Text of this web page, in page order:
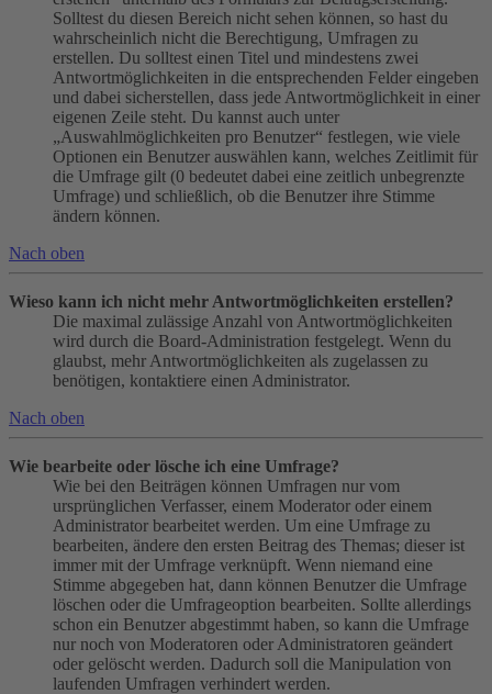
Solltest du diesen Bereich nicht sehen können, so hast du
wahrscheinlich nicht die Berechtigung, Umfragen zu
erstellen. Du solltest einen Titel und mindestens zwei
Antwortmöglichkeiten in die entsprechenden Felder eingeben
und dabei sicherstellen, dass jede Antwortmöglichkeit in einer
eigenen Zeile steht. Du kannst auch unter
„Auswahlmöglichkeiten pro Benutzer“ festlegen, wie viele
Optionen ein Benutzer auswählen kann, welches Zeitlimit für
die Umfrage gilt (0 bedeutet dabei eine zeitlich unbegrenzte
Umfrage) und schließlich, ob die Benutzer ihre Stimme
ändern können.
Nach oben
Wieso kann ich nicht mehr Antwortmöglichkeiten erstellen?
Die maximal zulässige Anzahl von Antwortmöglichkeiten
wird durch die Board-Administration festgelegt. Wenn du
glaubst, mehr Antwortmöglichkeiten als zugelassen zu
benötigen, kontaktiere einen Administrator.
Nach oben
Wie bearbeite oder lösche ich eine Umfrage?
Wie bei den Beiträgen können Umfragen nur vom
ursprünglichen Verfasser, einem Moderator oder einem
Administrator bearbeitet werden. Um eine Umfrage zu
bearbeiten, ändere den ersten Beitrag des Themas; dieser ist
immer mit der Umfrage verknüpft. Wenn niemand eine
Stimme abgegeben hat, dann können Benutzer die Umfrage
löschen oder die Umfrageoption bearbeiten. Sollte allerdings
schon ein Benutzer abgestimmt haben, so kann die Umfrage
nur noch von Moderatoren oder Administratoren geändert
oder gelöscht werden. Dadurch soll die Manipulation von
laufenden Umfragen verhindert werden.